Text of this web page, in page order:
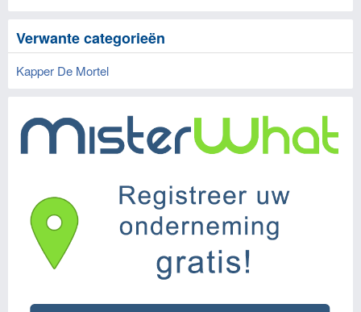
Verwante categorieën
Kapper De Mortel